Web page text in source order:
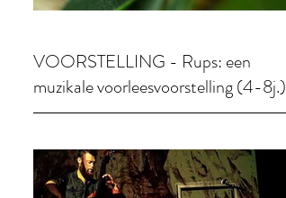
VOORSTELLING - Rups: een
muzikale voorleesvoorstelling (4-8j.)